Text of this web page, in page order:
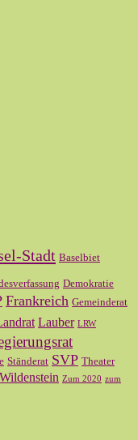
Stadt Baselbiet
Demokratie
Frankreich Gemeinderat
Lauber LRW
Ständerat SVP Theater
Wildenstein Zum 2020 zum